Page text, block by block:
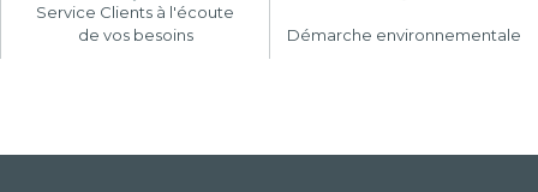
Service Clients à l'écoute
de vos besoins
Démarche environnementale